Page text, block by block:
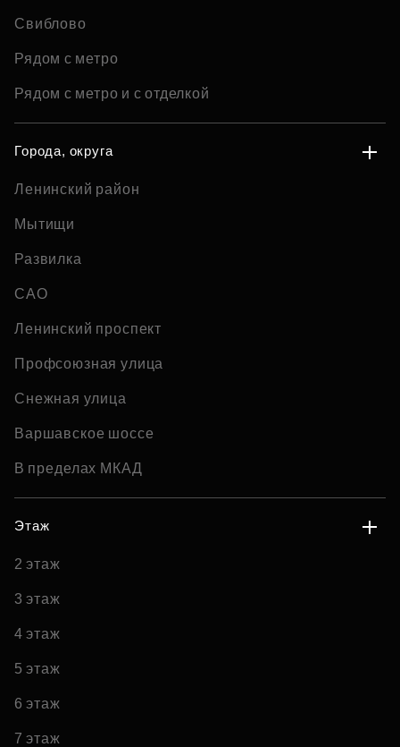
Свиблово
Рядом с метро
Рядом с метро и с отделкой
Города, округа
Ленинский район
Мытищи
Развилка
САО
Ленинский проспект
Профсоюзная улица
Снежная улица
Варшавское шоссе
В пределах МКАД
Этаж
2 этаж
3 этаж
4 этаж
5 этаж
6 этаж
7 этаж